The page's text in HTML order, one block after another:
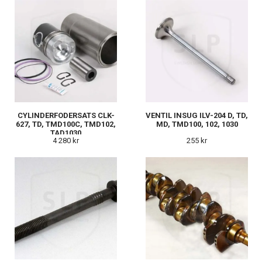
CYLINDERFODERSATS CLK-
627, TD, TMD100C, TMD102,
TAD1030
4 280 kr
VENTIL INSUG ILV-204 D, TD,
MD, TMD100, 102, 1030
255 kr